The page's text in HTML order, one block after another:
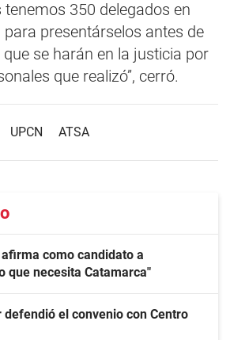
350 delegados en
presentárselos antes de
que se harán en la justicia por
que realizó”, cerró.
UPCN ATSA
como candidato a
que necesita Catamarca"
defendió el convenio con Centro